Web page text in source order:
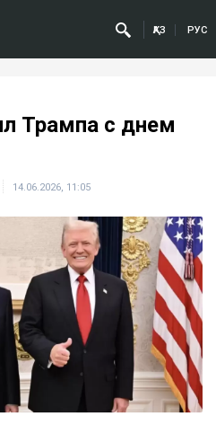
ҚАЗ РУС
Трампа с днем
14.06.2026, 11:05